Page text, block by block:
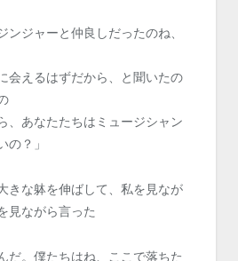
ンジャーと仲良しだったのね、
会えるはずだから、と聞いたの
、あなたたちはミュージシャン
の？」
きな躰を伸ばして、私を見なが
見ながら言った
だ。僕たちはね、ここで落ちた